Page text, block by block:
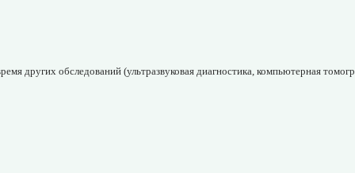
других обследований (ультразвуковая диагностика, компьютерная